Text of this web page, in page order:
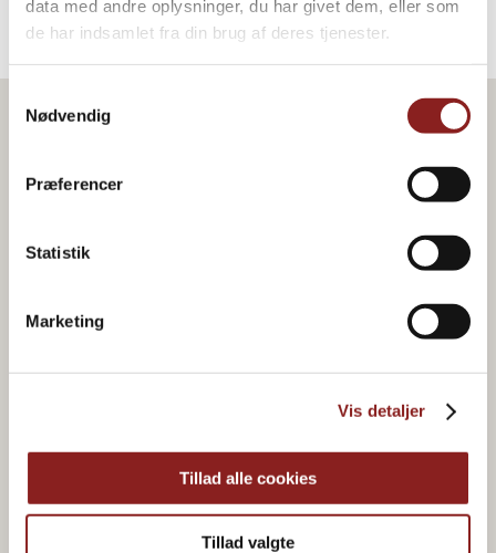
data med andre oplysninger, du har givet dem, eller som
de har indsamlet fra din brug af deres tjenester.
Nødvendig
Præferencer
Statistik
Marketing
Vis detaljer
Tillad alle cookies
Tillad valgte
Økologisk & plantebaseret
madglæde